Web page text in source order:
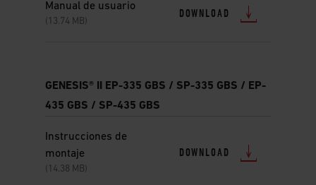
Manual de usuario
(13.74 MB)
DOWNLOAD
GENESIS® II EP-335 GBS / SP-335 GBS / EP-
435 GBS / SP-435 GBS
Instrucciones de
montaje
(14.38 MB)
DOWNLOAD